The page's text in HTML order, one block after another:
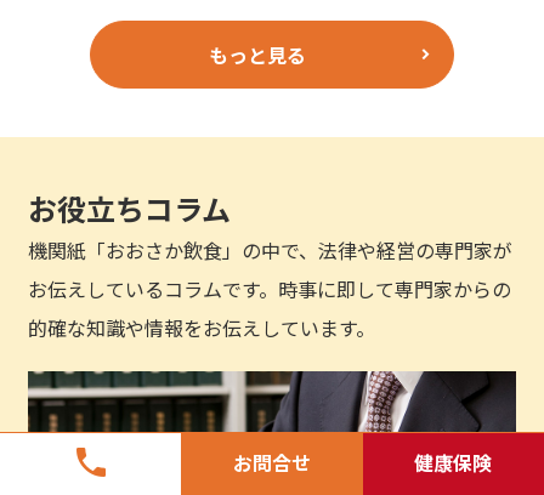
phone お問合せ 健康保険
もっと見る
お役立ちコラム
機関紙「おおさか飲食」の中で、法律や経営の専門家が
お伝えしているコラムです。時事に即して専門家からの
的確な知識や情報をお伝えしています。